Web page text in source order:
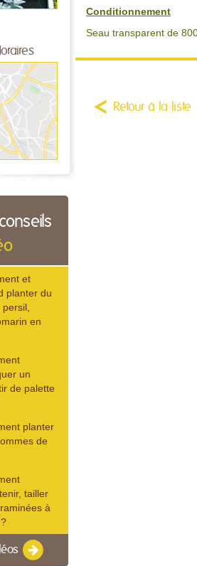
et
planter du
en
un
de palette
planter
de
tailler
à
Conditionnement
Seau transparent de
Retour à la liste